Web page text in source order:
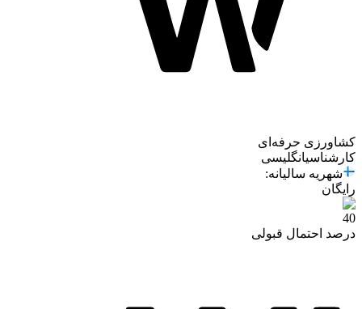
کشاورزی حرفه‌ای
کارشناسیانگلیسی
شهریه سالیانه:
رایگان
40
درصد احتمال قبولی